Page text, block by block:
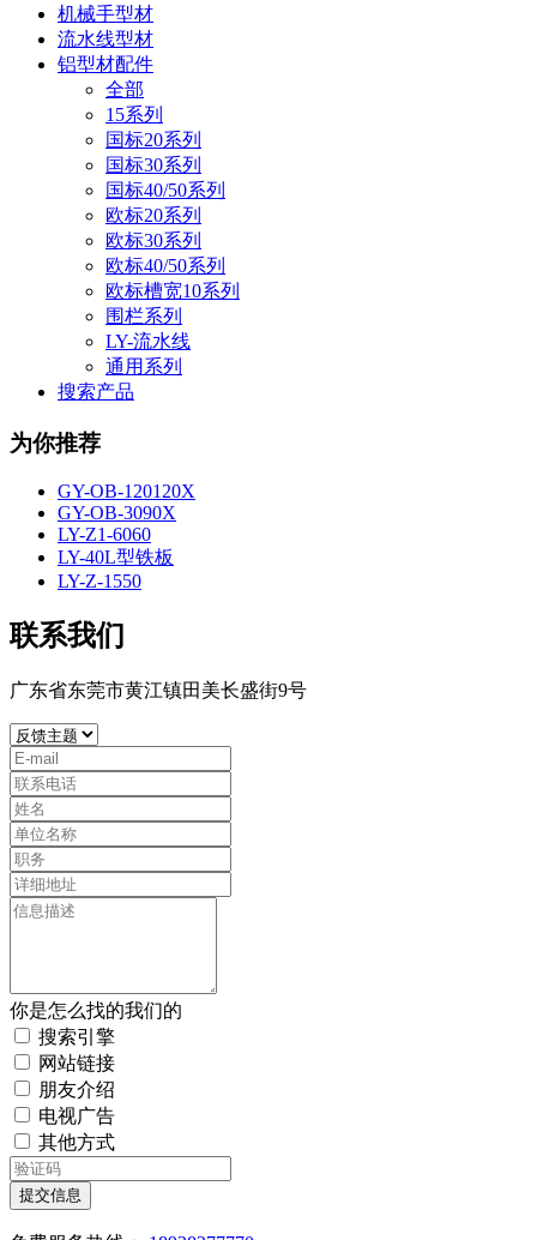
机械手型材
流水线型材
铝型材配件
全部
15系列
国标20系列
国标30系列
国标40/50系列
欧标20系列
欧标30系列
欧标40/50系列
欧标槽宽10系列
围栏系列
LY-流水线
通用系列
搜索产品
为你推荐
GY-OB-120120X
GY-OB-3090X
LY-Z1-6060
LY-40L型铁板
LY-Z-1550
联系我们
广东省东莞市黄江镇田美长盛街9号
你是怎么找的我们的
搜索引擎
网站链接
朋友介绍
电视广告
其他方式
提交信息